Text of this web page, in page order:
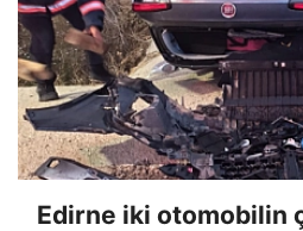
Edirne iki otomobilin